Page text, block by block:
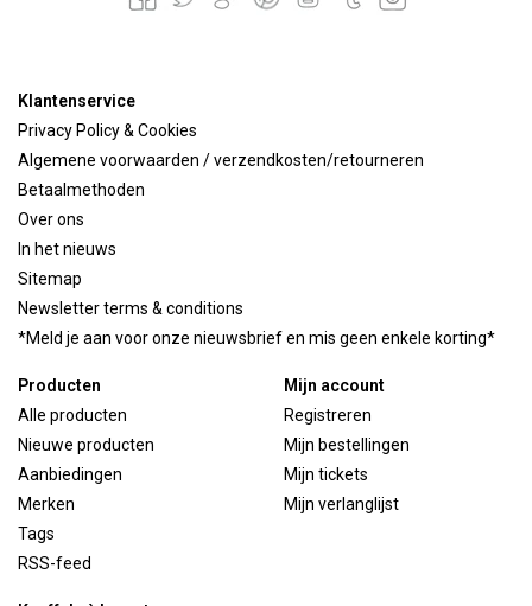
Klantenservice
Privacy Policy & Cookies
Algemene voorwaarden / verzendkosten/retourneren
Betaalmethoden
Over ons
In het nieuws
Sitemap
Newsletter terms & conditions
*Meld je aan voor onze nieuwsbrief en mis geen enkele korting*
Producten
Alle producten
Nieuwe producten
Aanbiedingen
Merken
Tags
RSS-feed
Mijn account
Registreren
Mijn bestellingen
Mijn tickets
Mijn verlanglijst